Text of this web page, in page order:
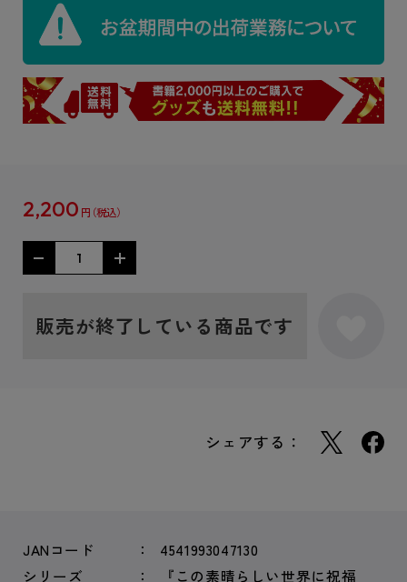
2,200 円
販売が終了している商品です
シェアする：
JANコード
4541993047130
シリーズ
『この素晴らしい世界に祝福